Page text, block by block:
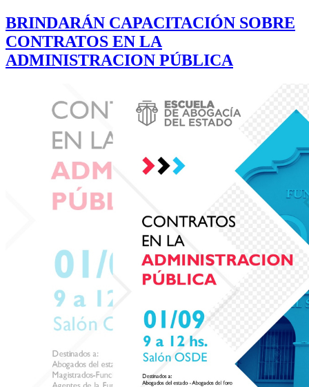
BRINDARÁN CAPACITACIÓN SOBRE
CONTRATOS EN LA
ADMINISTRACION PÚBLICA